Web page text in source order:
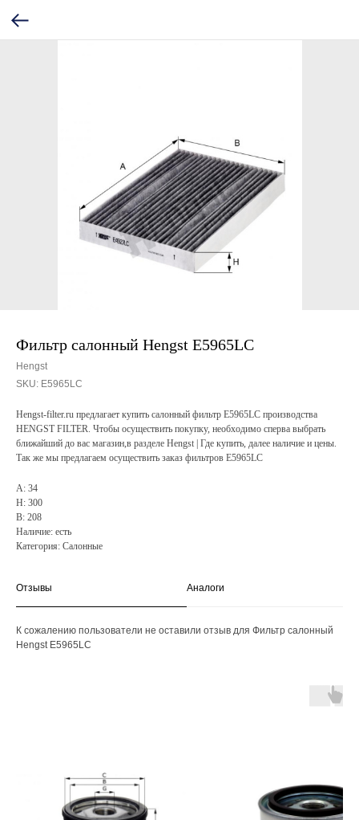
Фильтр салонный Hengst E5965LC
Hengst
SKU: E5965LC
Hengst-filter.ru предлагает купить салонный фильтр E5965LC производства
HENGST FILTER. Чтобы осуществить покупку, необходимо сперва выбрать
ближайший до вас магазин,в разделе Hengst | Где купить, далее наличие и цены.
Так же мы предлагаем осуществить заказ фильтров E5965LC
A: 34
H: 300
B: 208
Наличие: есть
Категория: Салонные
Отзывы Аналоги
К сожалению пользователи не оставили отзыв для Фильтр салонный
Hengst E5965LC